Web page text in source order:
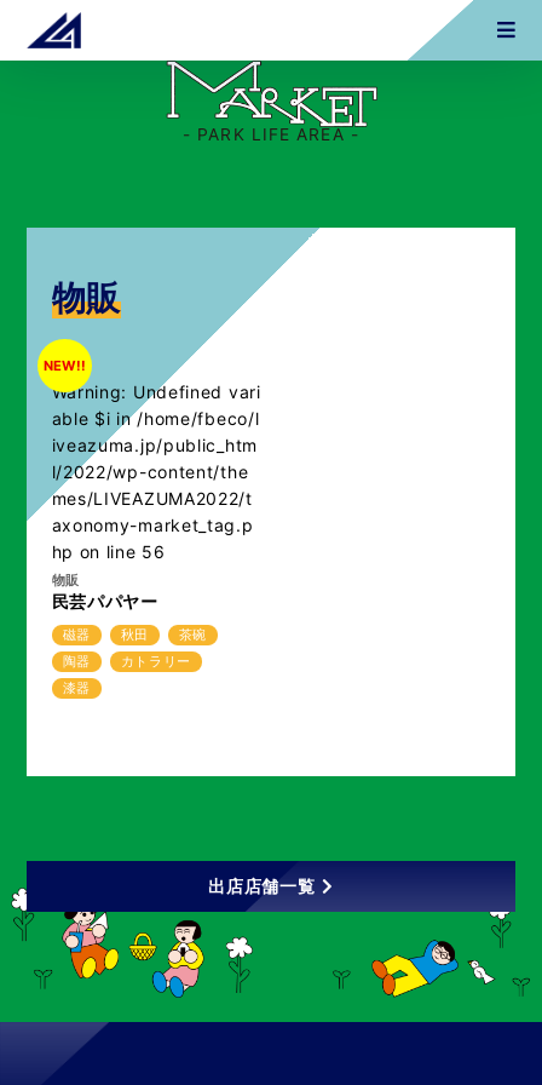
- PARK LIFE AREA -
物販
NEW!!
Warning: Undefined vari
able $i in/home/fbeco/l
iveazuma.jp/public_htm
l/2022/wp-content/the
mes/LIVEAZUMA2022/t
axonomy-market_tag.p
hp on line 56
物販
民芸パパヤー
磁器 秋田
茶碗
陶器
カトラリー
漆器
出店店舗一覧